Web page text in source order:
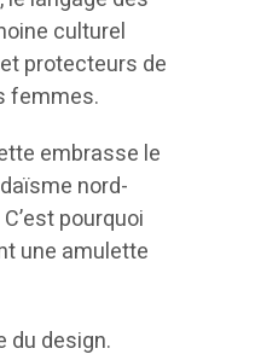
culturel
protecteurs de
femmes.
embrasse le
nord-
pourquoi
une amulette
du design.